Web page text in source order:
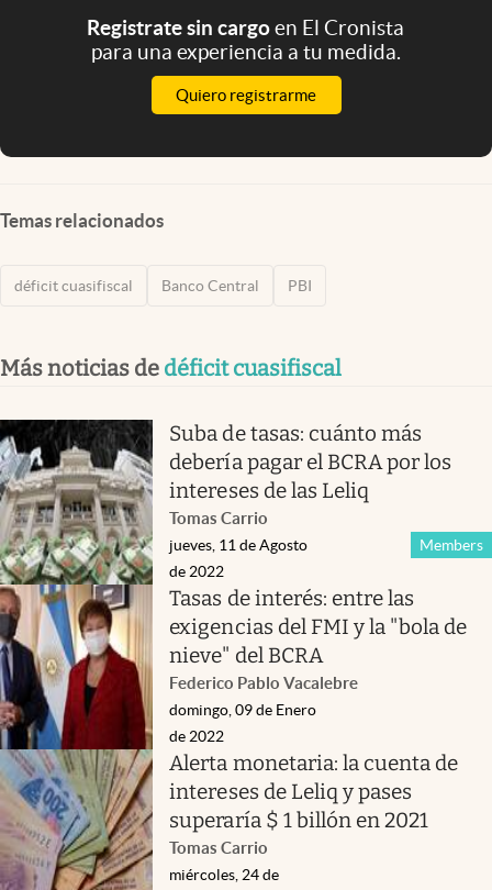
Registrate sin cargoen El Cronista
para una experiencia a tu medida.
Quiero registrarme
Temas relacionados
déficit cuasifiscal Banco Central PBI
Más noticias de déficit cuasifiscal
Suba de tasas: cuánto más
debería pagar el BCRA por los
intereses de las Leliq
Tomas Carrio
Members
jueves, 11 de Agosto
de 2022
Tasas de interés: entre las
exigencias del FMI y la "bola de
nieve" del BCRA
Federico Pablo Vacalebre
domingo, 09 de Enero
de 2022
Alerta monetaria: la cuenta de
intereses de Leliq y pases
superaría $ 1 billón en 2021
Tomas Carrio
miércoles, 24 de